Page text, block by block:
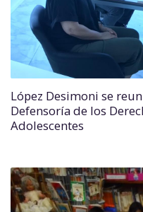
López Desimoni se
Defensoría de los
Adolescentes